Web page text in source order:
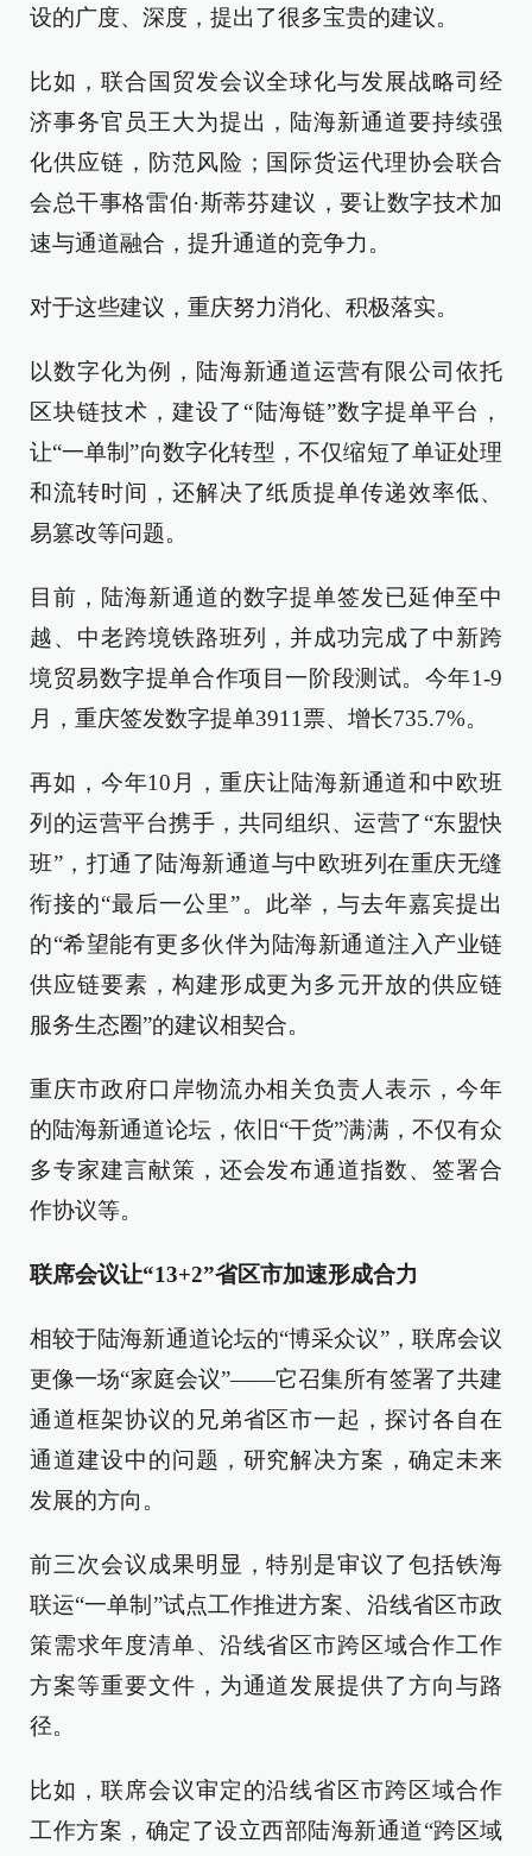
设的广度、深度，提出了很多宝贵的建议。
比如，联合国贸发会议全球化与发展战略司经
济事务官员王大为提出，陆海新通道要持续强
化供应链，防范风险；国际货运代理协会联合
会总干事格雷伯·斯蒂芬建议，要让数字技术加
速与通道融合，提升通道的竞争力。
对于这些建议，重庆努力消化、积极落实。
以数字化为例，陆海新通道运营有限公司依托
区块链技术，建设了“陆海链”数字提单平台，
让“一单制”向数字化转型，不仅缩短了单证处理
和流转时间，还解决了纸质提单传递效率低、
易篡改等问题。
目前，陆海新通道的数字提单签发已延伸至中
越、中老跨境铁路班列，并成功完成了中新跨
境贸易数字提单合作项目一阶段测试。今年1-9
月，重庆签发数字提单3911票、增长735.7%。
再如，今年10月，重庆让陆海新通道和中欧班
列的运营平台携手，共同组织、运营了“东盟快
班”，打通了陆海新通道与中欧班列在重庆无缝
衔接的“最后一公里”。此举，与去年嘉宾提出
的“希望能有更多伙伴为陆海新通道注入产业链
供应链要素，构建形成更为多元开放的供应链
服务生态圈”的建议相契合。
重庆市政府口岸物流办相关负责人表示，今年
的陆海新通道论坛，依旧“干货”满满，不仅有众
多专家建言献策，还会发布通道指数、签署合
作协议等。
联席会议让“13+2”省区市加速形成合力
相较于陆海新通道论坛的“博采众议”，联席会议
更像一场“家庭会议”——它召集所有签署了共建
通道框架协议的兄弟省区市一起，探讨各自在
通道建设中的问题，研究解决方案，确定未来
发展的方向。
前三次会议成果明显，特别是审议了包括铁海
联运“一单制”试点工作推进方案、沿线省区市政
策需求年度清单、沿线省区市跨区域合作工作
方案等重要文件，为通道发展提供了方向与路
径。
比如，联席会议审定的沿线省区市跨区域合作
工作方案，确定了设立西部陆海新通道“跨区域